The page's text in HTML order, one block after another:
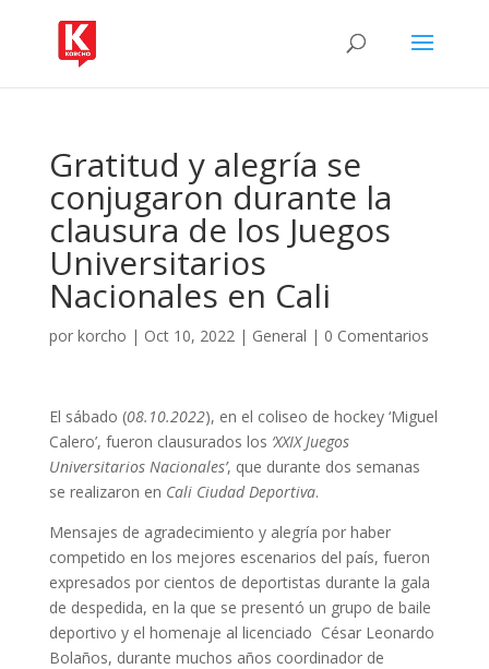
Gratitud y alegría se
conjugaron durante la
clausura de los Juegos
Universitarios
Nacionales en Cali
por korcho | Oct 10, 2022| General | 0 Comentarios
El sábado (08.10.2022), en el coliseo de hockey ‘Miguel
Calero’, fueron clausurados los ‘XXIX Juegos
Universitarios Nacionales’, que durante dos semanas
se realizaron en Cali Ciudad Deportiva.
Mensajes de agradecimiento y alegría por haber
competido en los mejores escenarios del país, fueron
expresados por cientos de deportistas durante la gala
de despedida, en la que se presentó un grupo de baile
deportivo y el homenaje al licenciado César Leonardo
Bolaños, durante muchos años coordinador de